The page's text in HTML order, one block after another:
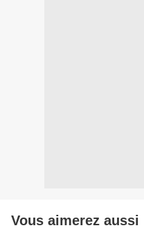
Vous aimerez aussi